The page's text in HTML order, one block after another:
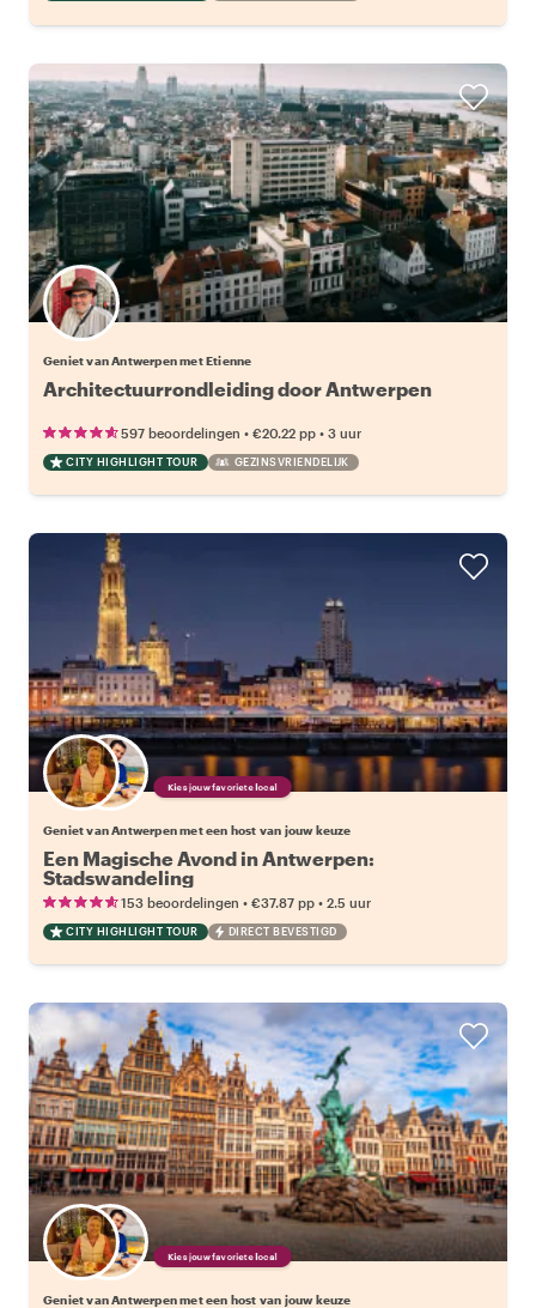
Geniet van Antwerpen met Etienne
Architectuurrondleiding door Antwerpen
597 beoordelingen • €20.22 pp • 3 uur
CITY HIGHLIGHT TOUR GEZINSVRIENDELIJK
Kies jouw favoriete local
Geniet van Antwerpen met een host van jouw keuze
Een Magische Avond in Antwerpen:
Stadswandeling
153 beoordelingen • €37.87 pp • 2.5 uur
CITY HIGHLIGHT TOUR DIRECT BEVESTIGD
Kies jouw favoriete local
Geniet van Antwerpen met een host van jouw keuze